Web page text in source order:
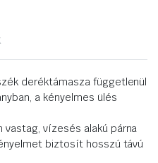
deréktámasza függetlenül
a kényelmes ülés
vastag, vízesés alakú párna
biztosít hosszú távú